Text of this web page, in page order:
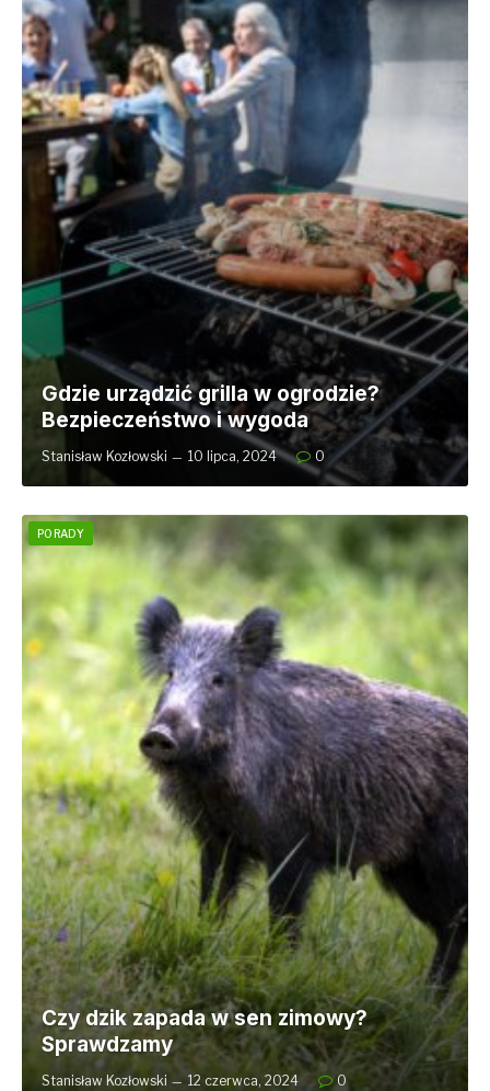
Gdzie urządzić grilla w ogrodzie?
Bezpieczeństwo i wygoda
Stanisław Kozłowski 10 lipca, 2024 0
PORADY
Czy dzik zapada w sen zimowy?
Sprawdzamy
Stanisław Kozłowski 12 czerwca, 2024 0